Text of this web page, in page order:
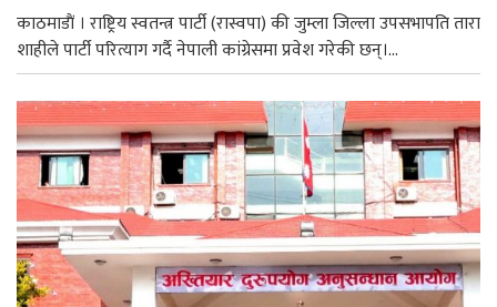
काठमाडाैं । राष्ट्रिय स्वतन्त्र पार्टी (रास्वपा) की जुम्ला जिल्ला उपसभापति तारा
शाहीले पार्टी परित्याग गर्दै नेपाली कांग्रेसमा प्रवेश गरेकी छन्।...